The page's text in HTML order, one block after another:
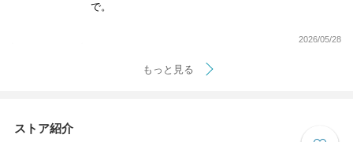
で。
2026/05/28
もっと見る
ストア紹介